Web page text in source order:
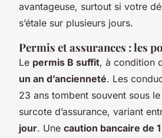
avantageuse, surtout si votre
s’étale sur plusieurs jours.
Permis et assurances : les
Le permis B suffit, à condition
un an d’ancienneté. Les
23 ans tombent souvent sous le
surcote d’assurance, variant
jour. Une caution bancaire de